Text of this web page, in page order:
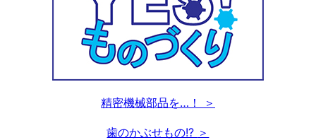
精密機械部品を…！
歯のかぶせもの!?